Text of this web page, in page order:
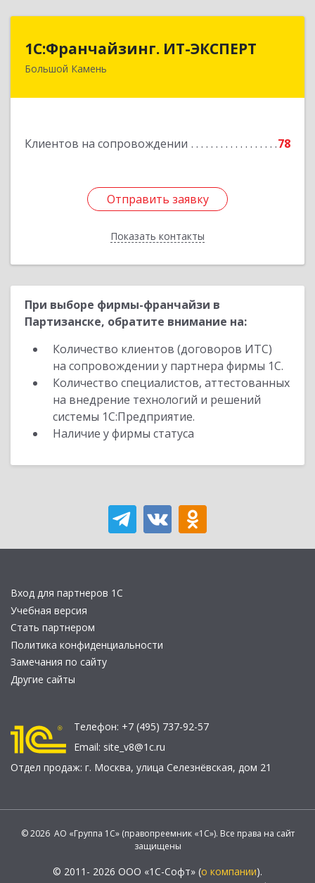
1С:Франчайзинг. ИТ-ЭКСПЕРТ
Большой Камень
Клиентов на сопровождении 78
Отправить заявку
Показать контакты
1С:Франчайзинг. ИТ-ЭКСПЕРТ
692806, Приморский край, Большой Камень г,
Отправить заявку
Назад
При выборе фирмы-франчайзи в
Партизанске, обратите внимание на:
Количество клиентов (договоров ИТС)
на сопровождении у партнера фирмы 1С.
Количество специалистов, аттестованных
на внедрение технологий и решений
системы 1С:Предприятие.
Наличие у фирмы статуса
Вход для партнеров 1С
Учебная версия
Стать партнером
Политика конфиденциальности
Замечания по сайту
Другие сайты
Телефон: +7 (495) 737-92-57
Email: site_v8@1c.ru
Отдел продаж: г. Москва, улица Селезнёвская, дом 21
© 2026 АО «Группа 1С» (правопреемник «1С»). Все права на сайт
защищены
© 2011- 2026 ООО «1С-Софт» (о компании).